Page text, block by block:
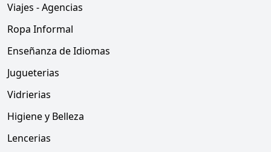
Viajes - Agencias
Ropa Informal
Enseñanza de Idiomas
Jugueterias
Vidrierias
Higiene y Belleza
Lencerias